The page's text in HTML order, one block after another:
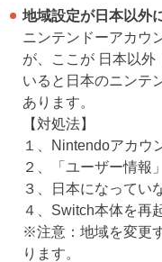
地域設定が日本以外
ニンテンドーアカウ
が、ここが 日本以外
いると日本のニンテ
あります。
【対処法】
１、Nintendoアカウ
２、「ユーザー情
３、日本になってい
４、Switch本体を再
※注意：地域を変更
ります。